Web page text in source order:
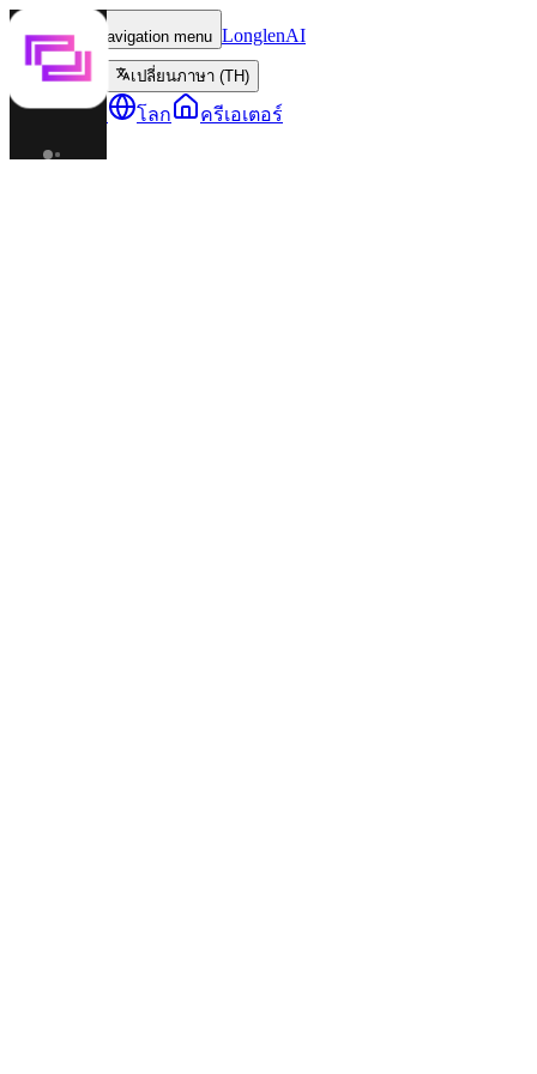
Toggle navigation menu LonglenAI
เปลี่ยนภาษา (TH)
ตัวละคร โลก ครีเอเตอร์